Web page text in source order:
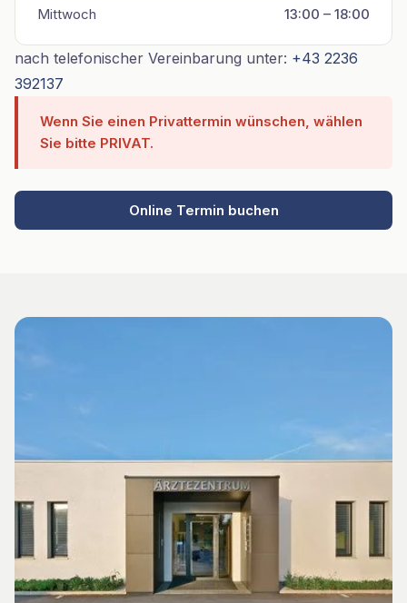
Mittwoch 13:00 – 18:00
nach telefonischer Vereinbarung unter: +43 2236
392137
Wenn Sie einen Privattermin wünschen, wählen
Sie bitte PRIVAT.
Online Termin buchen